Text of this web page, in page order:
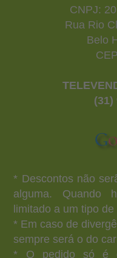
CNPJ:
Rua Rio
Belo
(31)
* Descontos não
alguma. Quando
limitado a um tipo
* Em caso de
sempre será o do
* O pedido só é